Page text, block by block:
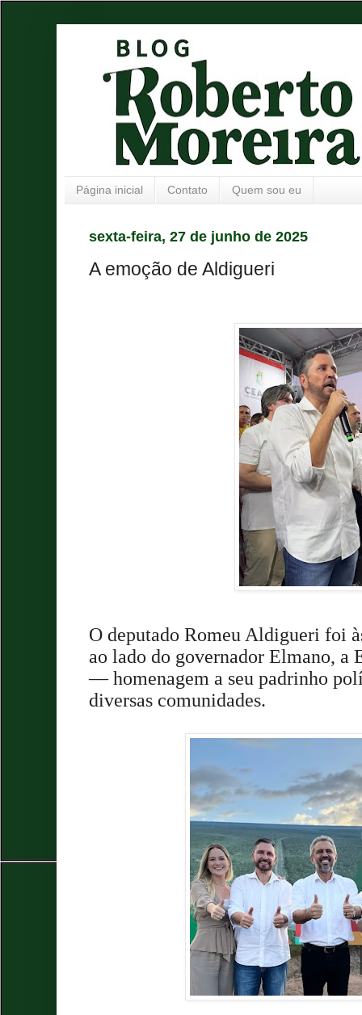
Página inicial Contato Quem sou eu
sexta-feira, 27 de junho de 2025
A emoção de Aldigueri
O deputado Romeu Aldigueri foi
ao lado do governador Elmano, a
— homenagem a seu padrinho
diversas comunidades.